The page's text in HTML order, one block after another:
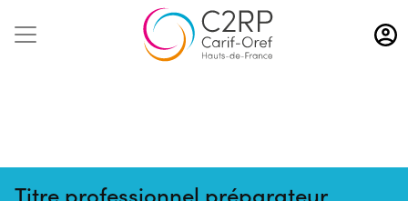
Aller
au
contenu
Titre professionnel préparateur
Pas de session programmée en